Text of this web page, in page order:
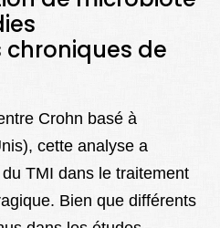
de
Crohn basé à
cette analyse a
TMI dans le traitement
Bien que différents